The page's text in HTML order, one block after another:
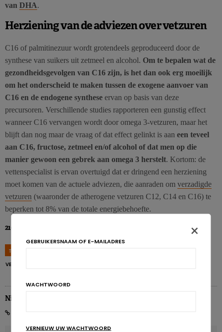
van DHA.
Herziening van de adviezen over vetzuren
C16 of palmitinezuur wordt grotendeels geproduceerd door de
synthese van suikers uit zetmeel en alcohol. Om te bepalen wat de
gezondheidsgevolgen van C16 zijn, is het dan ook erg moeilijk
om het onderscheid te maken tussen de exogene aanvoer van
C16 en de endogene synthese ervan op basis van deze
precursoren. Verschillende studies rapporteren een gunstig effect
wanneer C16 vervangen wordt door omega 3-vetzuren, maar het
blijft dan nog maar de vraag of dat effect gelinkt is aan een teveel
aan C16, fructose, zetmeel en/of alcohol of dat men op die
manier gewoon een gebrek aan omega 3 herstelt. Kortom: de
vettenspecialist is ervan overtuigd dat er dringend een herziening
moet komen van de actuele adviezen, die aanraden om verzadigde
vetzuren (waaronder de atherogene vetzuren C12, C14 en C16) te
beperken tot 8% van de totale energiebehoefte.
21e Congrès de nutrition et santé, Bruxelles, 16-17 novembre 2018.
TAGS
VERZADIGDE VETZUREN
Nicolas Guggenbühl
×
GEBRUIKERSNAAM OF E-MAILADRES
WACHTWOORD
VERNIEUW UW WACHTWOORD